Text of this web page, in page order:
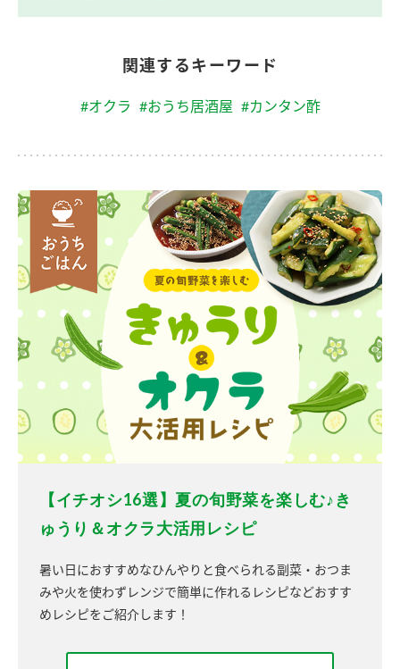
関連するキーワード
#オクラ #おうち居酒屋 #カンタン酢
【イチオシ16選】夏の旬野菜を楽しむ♪き
ゅうり＆オクラ大活用レシピ
暑い日におすすめなひんやりと食べられる副菜・おつま
みや火を使わずレンジで簡単に作れるレシピなどおすす
めレシピをご紹介します！